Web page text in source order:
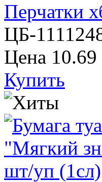
Перчатки
ЦБ-
Цена 10.69
Купить